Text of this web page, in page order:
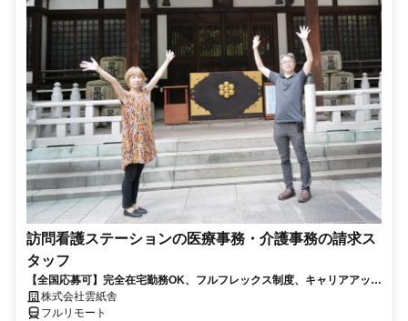
訪問看護ステーションの医療事務・介護事務の請求ス
タッフ
【全国応募可】完全在宅勤務OK、フルフレックス制度、キャリアアップ
可のお仕事です！
株式会社雲紙舎
フルリモート